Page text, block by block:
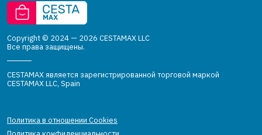
Copyright © 2024 — 2026 CESTAMAX LLC
Все права защищены.
CESTAMAX является зарегистрированной торговой маркой
CESTAMAX LLC, Spain
Политика в отношении Cookies